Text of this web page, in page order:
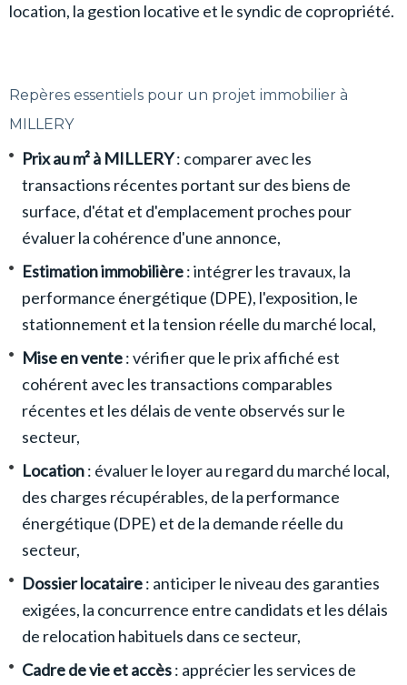
location, la gestion locative et le syndic de copropriété.
Repères essentiels pour un projet immobilier à
MILLERY
Prix au m² à MILLERY: comparer avec les
transactions récentes portant sur des biens de
surface, d'état et d'emplacement proches pour
évaluer la cohérence d'une annonce,
Estimation immobilière: intégrer les travaux, la
performance énergétique (DPE), l'exposition, le
stationnement et la tension réelle du marché local,
Mise en vente: vérifier que le prix affiché est
cohérent avec les transactions comparables
récentes et les délais de vente observés sur le
secteur,
Location: évaluer le loyer au regard du marché local,
des charges récupérables, de la performance
énergétique (DPE) et de la demande réelle du
secteur,
Dossier locataire: anticiper le niveau des garanties
exigées, la concurrence entre candidats et les délais
de relocation habituels dans ce secteur,
Cadre de vie et accès: apprécier les services de